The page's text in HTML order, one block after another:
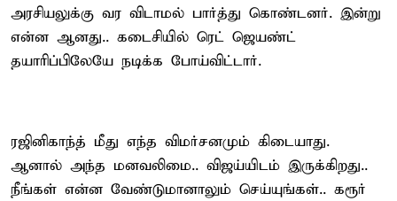
அரசியலுக்கு வர விடாமல் பார்த்து கொண்டனர். இன்று
என்ன ஆனது.. கடைசியில் ரெட் ஜெயண்ட்
தயாரிப்பிலேயே நடிக்க போய்விட்டார்.
ரஜினிகாந்த் மீது எந்த விமர்சனமும் கிடையாது.
ஆனால் அந்த மனவலிமை.. விஜய்யிடம் இருக்கிறது..
நீங்கள் என்ன வேண்டுமானாலும் செய்யுங்கள்.. கரூர்